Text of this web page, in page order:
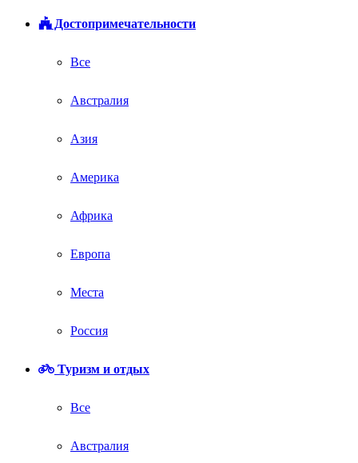
Достопримечательности
Все
Австралия
Азия
Америка
Африка
Европа
Места
Россия
Туризм и отдых
Все
Австралия